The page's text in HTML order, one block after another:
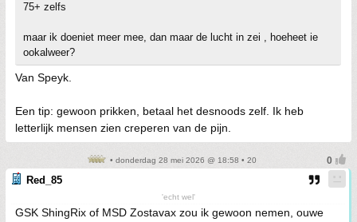
75+ zelfs
maar ik doeniet meer mee, dan maar de lucht in zei , hoeheet ie
ookalweer?
Van Speyk.
Een tip: gewoon prikken, betaal het desnoods zelf. Ik heb
letterlijk mensen zien creperen van de pijn.
• donderdag 28 mei 2026 @ 18:58 • 20
Red_85
'echt wel'
GSK ShingRix of MSD Zostavax zou ik gewoon nemen, ouwe